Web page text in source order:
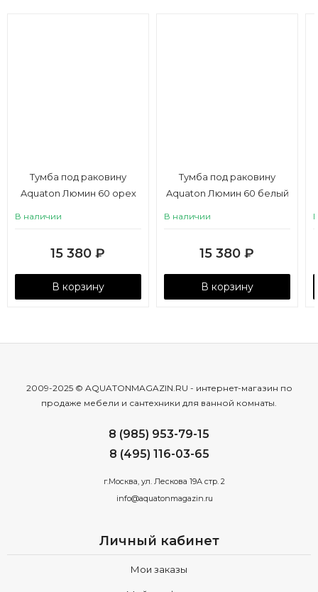
Тумба под раковину
Aquaton Люмин 60 орех
В наличии
15 380 ₽
В корзину
Тумба под раковину
Aquaton Люмин 60 белый
В наличии
15 380 ₽
В корзину
2009-2025 © AQUATONMAGAZIN.RU - интернет-магазин по
продаже мебели и сантехники для ванной комнаты.
8 (985) 953-79-15
8 (495) 116-03-65
г.Москва, ул. Лескова 19А стр. 2
info@aquatonmagazin.ru
Личный кабинет
Мои заказы